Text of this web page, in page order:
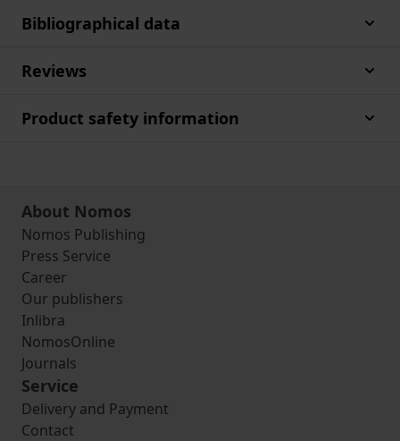
Bibliographical data
Reviews
Product safety information
About Nomos
Nomos Publishing
Press Service
Career
Our publishers
Inlibra
NomosOnline
Journals
Service
Delivery and Payment
Contact